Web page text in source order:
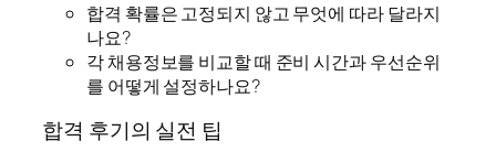
합격 확률은 고정되지 않고 무엇에 따라 달라지
나요?
각 채용정보를 비교할 때 준비 시간과 우선순위
를 어떻게 설정하나요?
합격 후기의 실전 팁